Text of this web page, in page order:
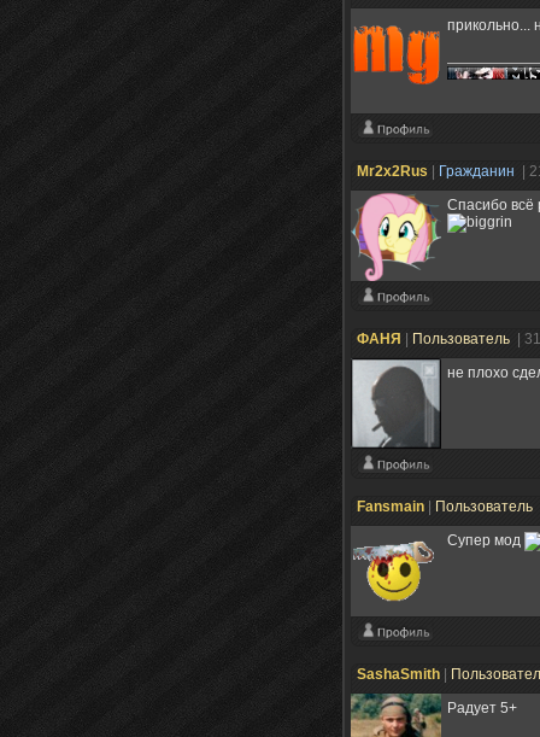
прикольно...
Mr2x2Rus Гражданин
|
Спасибо всё
ФАНЯ Пользователь |
не плохо
Fansmain Пользователь
Супер мод
SashaSmith
Радует 5+